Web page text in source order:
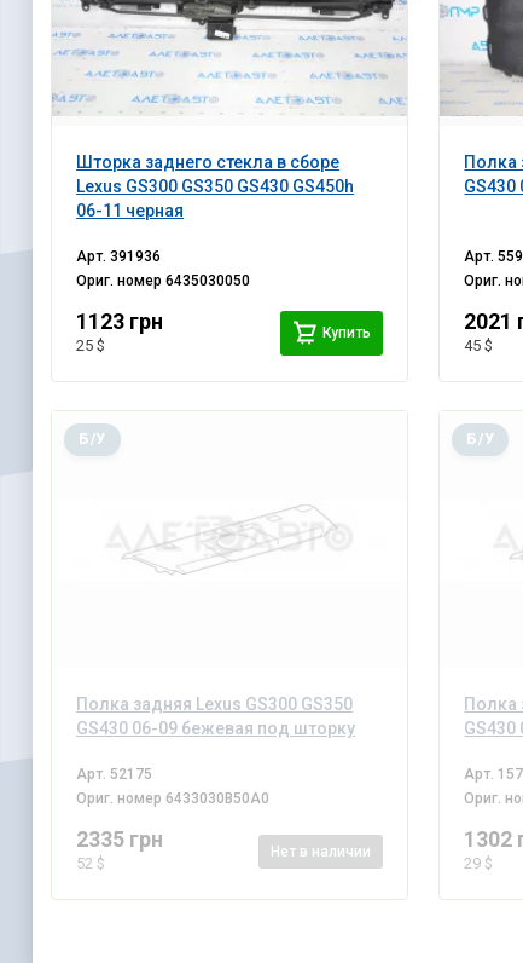
Шторка заднего стекла в сборе
Lexus GS300 GS350 GS430 GS450h
06-11 черная
Арт.391936
Ориг. номер6435030050
1123 грн
25 $
Купить
Полка
GS430
Арт.
Ориг.
2021
45 $
Полка задняя Lexus GS300 GS350
GS430 06-09 бежевая под шторку
Б/У
Арт. 52175
Ориг. номер 6433030B50A0
2335 грн
52 $
Нет в наличии
Полка
Б/У
Арт.
Ориг.
1302
29 $